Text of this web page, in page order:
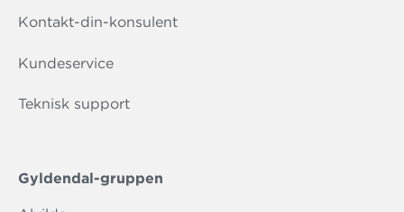
Kontakt-din-konsulent
Kundeservice
Teknisk support
Gyldendal-gruppen